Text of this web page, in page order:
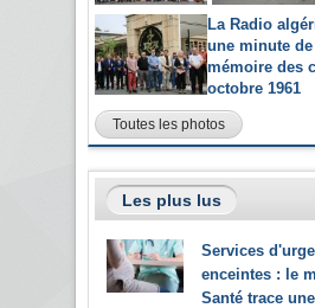
La Radio
une minute
mémoire des
octobre 1961
Toutes les photos
Les plus lus
Services
enceintes : le
Santé trace